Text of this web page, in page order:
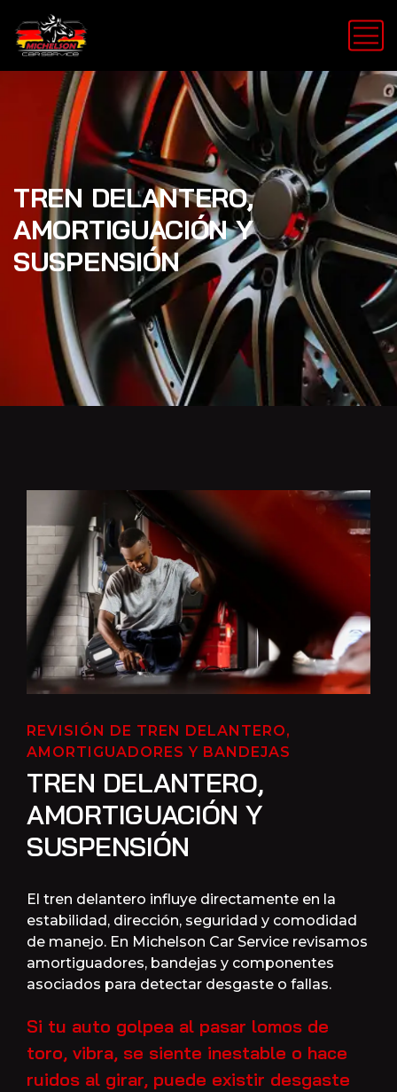
TREN DELANTERO,
AMORTIGUACIÓN Y
SUSPENSIÓN
REVISIÓN DE TREN DELANTERO,
AMORTIGUADORES Y BANDEJAS
TREN DELANTERO,
AMORTIGUACIÓN Y
SUSPENSIÓN
El tren delantero influye directamente en la
estabilidad, dirección, seguridad y comodidad
de manejo. En Michelson Car Service revisamos
amortiguadores, bandejas y componentes
asociados para detectar desgaste o fallas.
Si tu auto golpea al pasar lomos de
toro, vibra, se siente inestable o hace
ruidos al girar, puede existir desgaste